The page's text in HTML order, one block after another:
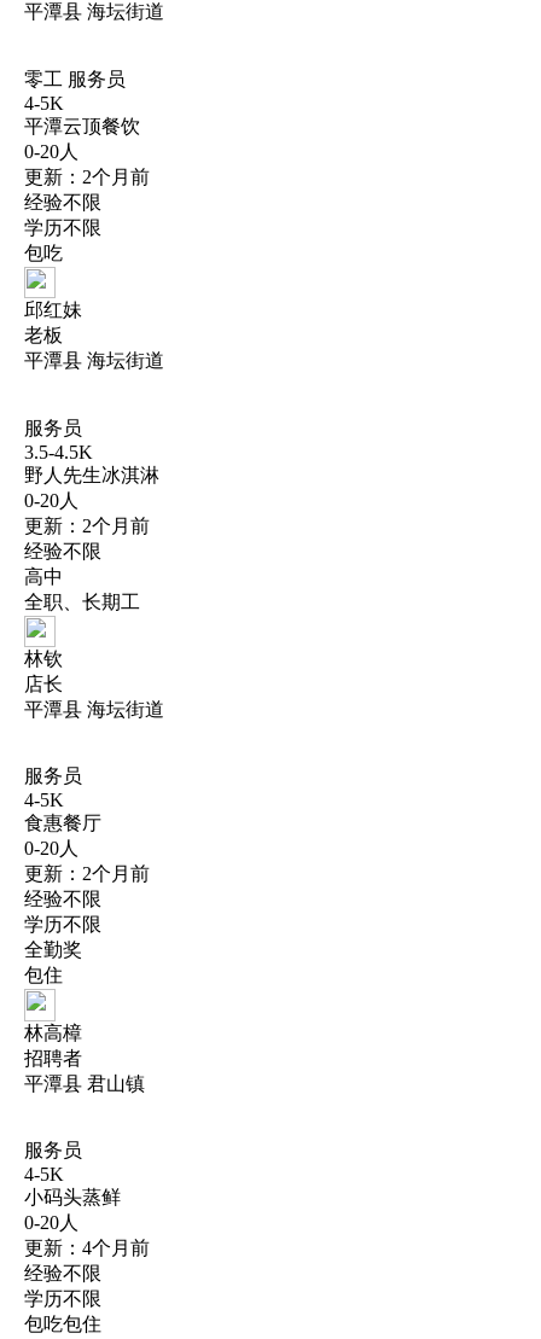
平潭县 海坛街道
零工 服务员
4-5K
平潭云顶餐饮
0-20人
更新：2个月前
经验不限
学历不限
包吃
邱红妹
老板
平潭县 海坛街道
服务员
3.5-4.5K
野人先生冰淇淋
0-20人
更新：2个月前
经验不限
高中
全职、长期工
林钦
店长
平潭县 海坛街道
服务员
4-5K
食惠餐厅
0-20人
更新：2个月前
经验不限
学历不限
全勤奖
包住
林高樟
招聘者
平潭县 君山镇
服务员
4-5K
小码头蒸鲜
0-20人
更新：4个月前
经验不限
学历不限
包吃包住